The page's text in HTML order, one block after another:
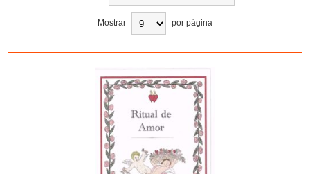
Mostrar por página